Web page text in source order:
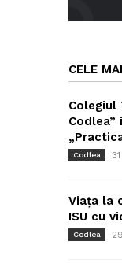
CELE
Colegiul
Codlea
Viața la
ISU cu
Codlea